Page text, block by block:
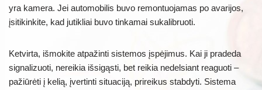
yra kamera. Jei automobilis buvo remontuojamas po avarijos,
įsitikinkite, kad jutikliai buvo tinkamai sukalibruoti.
Ketvirta, išmokite atpažinti sistemos įspėjimus. Kai ji pradeda
signalizuoti, nereikia išsigąsti, bet reikia nedelsiant reaguoti –
pažiūrėti į kelią, įvertinti situaciją, prireikus stabdyti. Sistema